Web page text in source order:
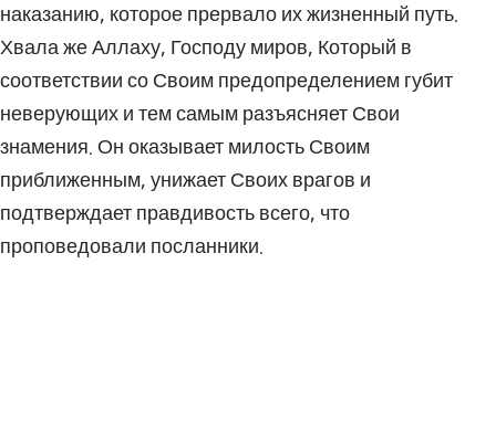
наказанию, которое прервало их жизненный путь.
Хвала же Аллаху, Господу миров, Который в
соответствии со Своим предопределением губит
неверующих и тем самым разъясняет Свои
знамения. Он оказывает милость Своим
приближенным, унижает Своих врагов и
подтверждает правдивость всего, что
проповедовали посланники.